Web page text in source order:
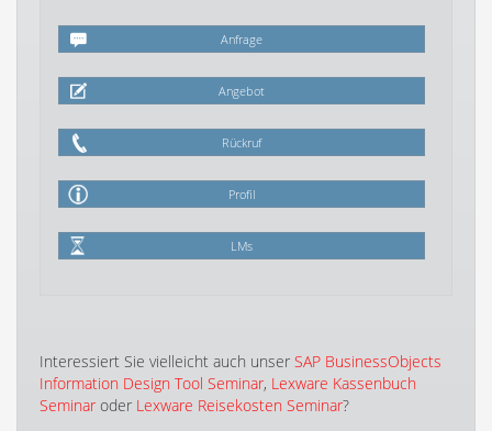
Anfrage
Angebot
Rückruf
Profil
LMs
Interessiert Sie vielleicht auch unser SAP BusinessObjects
Information Design Tool Seminar, Lexware Kassenbuch
Seminar oder Lexware Reisekosten Seminar?